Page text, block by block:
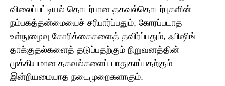
விலைப்பட்டியல் தொடர்பான தகவல்தொடர்புகளின்
நம்பகத்தன்மையைச் சரிபார்ப்பதும், கோரப்படாத
உள்நுழைவு கோரிக்கைகளைத் தவிர்ப்பதும், ஃபிஷிங்
தாக்குதல்களைத் தடுப்பதற்கும் நிறுவனத்தின்
முக்கியமான தகவல்களைப் பாதுகாப்பதற்கும்
இன்றியமையாத நடைமுறைகளாகும்.